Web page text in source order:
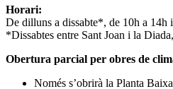
Horari:
De dilluns a dissabte*, de 10h a 14h
*Dissabtes entre Sant Joan i la
Obertura parcial per obres de
Només s’obrirà la Planta